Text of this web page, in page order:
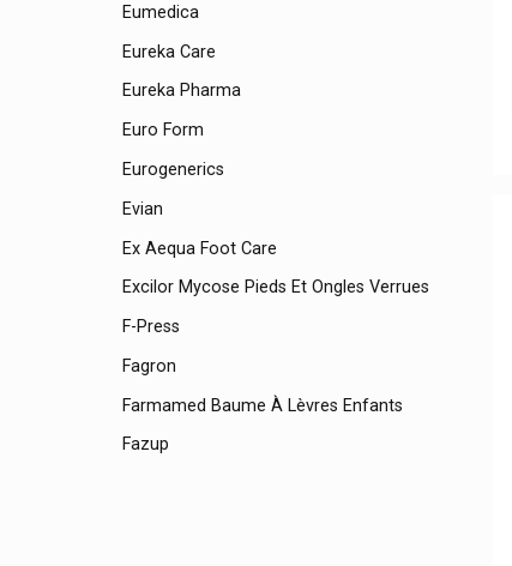
Eumedica
Eureka Care
Eureka Pharma
Euro Form
Eurogenerics
Evian
Ex Aequa Foot Care
Excilor Mycose Pieds Et Ongles Verrues
F-Press
Fagron
Farmamed Baume À Lèvres Enfants
Fazup